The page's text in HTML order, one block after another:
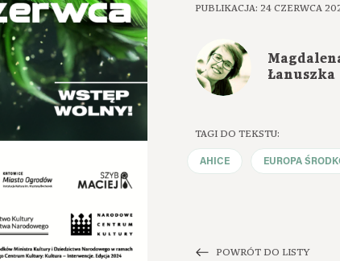
PUBLIKACJA: 24 CZERWCA
Łanuszka
TAGI DO TEKSTU:
AHICE EUROPA
POWRÓT DO LISTY